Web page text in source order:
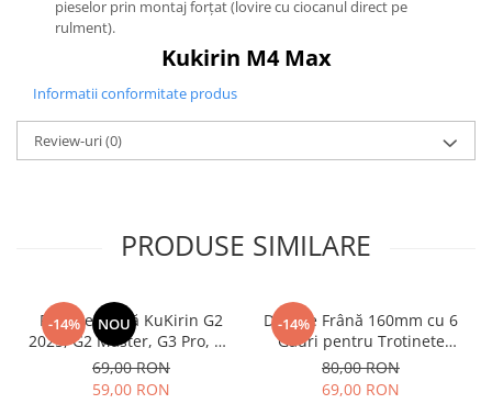
pieselor prin montaj forțat (lovire cu ciocanul direct pe
rulment).
Kukirin M4 Max
Informatii conformitate produs
Review-uri(0)
PRODUSE SIMILARE
-14% NOU
Plăcuțe Frână KuKirin G2
2025, G2 Master, G3 Pro, G4
– Set 2 Bucăți (Față sau
Spate) Premium
69,00 RON
59,00 RON
-14%
Disc de Frână 160mm cu 6
Găuri pentru Trotinete
Electrice KuKirin G4 (Model
2025) și KuKirin G2 –
Performanță Premium
80,00 RON
69,00 RON